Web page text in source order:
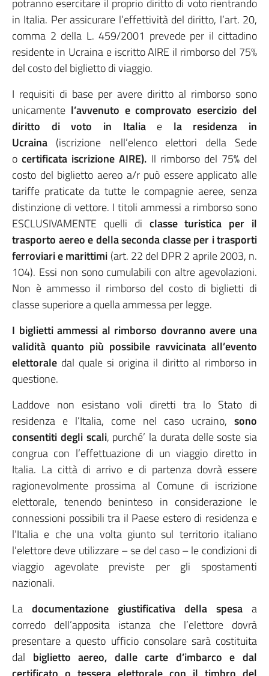
potranno esercitare il proprio diritto di voto rientrando
in Italia. Per assicurare l’effettività del diritto, l’art. 20,
comma 2 della L. 459/2001 prevede per il cittadino
residente in Ucraina e iscritto AIRE il rimborso del 75%
del costo del biglietto di viaggio.
I requisiti di base per avere diritto al rimborso sono
unicamente l’avvenuto e comprovato esercizio del
diritto di voto in Italiae la residenza in
Ucraina (iscrizione nell’elenco elettori della Sede
ocertificata iscrizione AIRE). Il rimborso del 75% del
costo del biglietto aereo a/r può essere applicato alle
tariffe praticate da tutte le compagnie aeree, senza
distinzione di vettore. I titoli ammessi a rimborso sono
ESCLUSIVAMENTE quelli di classe turistica per il
trasporto aereo e della seconda classe per i trasporti
ferroviari e marittimi (art. 22 del DPR 2 aprile 2003, n.
104). Essi non sono cumulabili con altre agevolazioni.
Non è ammesso il rimborso del costo di biglietti di
classe superiore a quella ammessa per legge.
I biglietti ammessi al rimborso dovranno avere una
validità quanto più possibile ravvicinata all’evento
elettorale dal quale si origina il diritto al rimborso in
questione.
Laddove non esistano voli diretti tra lo Stato di
residenza e l’Italia, come nel caso ucraino, sono
consentiti degli scali, purché’ la durata delle soste sia
congrua con l’effettuazione di un viaggio diretto in
Italia. La città di arrivo e di partenza dovrà essere
ragionevolmente prossima al Comune di iscrizione
elettorale, tenendo beninteso in considerazione le
connessioni possibili tra il Paese estero di residenza e
l’Italia e che una volta giunto sul territorio italiano
l’elettore deve utilizzare – se del caso – le condizioni di
viaggio agevolate previste per gli spostamenti
nazionali.
La documentazione giustificativa della spesa a
corredo dell’apposita istanza che l’elettore dovrà
presentare a questo ufficio consolare sarà costituita
dal biglietto aereo, dalle carte d’imbarco e dal